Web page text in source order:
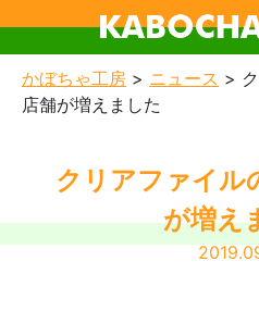
かぼちゃ工房 > ニュース >
店舗が増えました
クリアファイル
が増え